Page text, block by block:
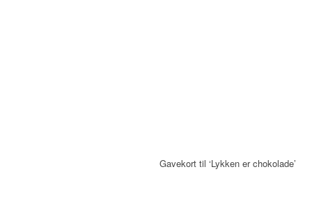
Gavekort til ‘Lykken er chokolade’